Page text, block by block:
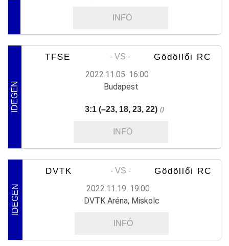
INFÓ
IDEGEN
TFSE - VS -
Gödöllői RC
2022.11.05. 16:00
Budapest
3:1 (–23, 18, 23, 22) ()
INFÓ
IDEGEN
DVTK - VS -
Gödöllői RC
2022.11.19. 19:00
DVTK Aréna, Miskolc
INFÓ